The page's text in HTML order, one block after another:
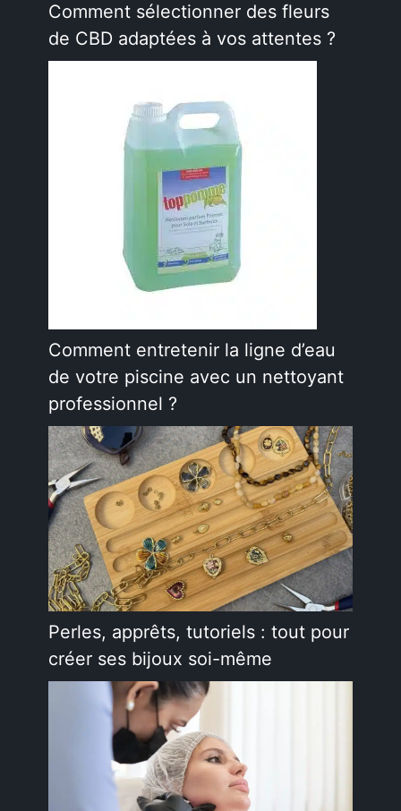
Comment sélectionner des fleurs
de CBD adaptées à vos attentes ?
Comment entretenir la ligne d’eau
de votre piscine avec un nettoyant
professionnel ?
Perles, apprêts, tutoriels : tout pour
créer ses bijoux soi-même